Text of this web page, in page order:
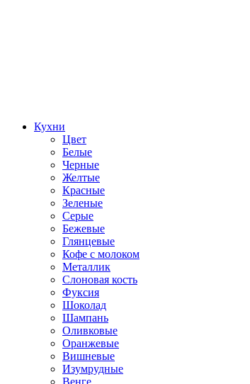
Кухни
Цвет
Белые
Черные
Желтые
Красные
Зеленые
Серые
Бежевые
Глянцевые
Кофе с молоком
Металлик
Слоновая кость
Фуксия
Шоколад
Шампань
Оливковые
Оранжевые
Вишневые
Изумрудные
Венге